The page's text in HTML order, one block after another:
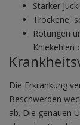
Starker
Trockene,
Rötungen
Kniekehlen
Die Erkrankung
Beschwerden
ab. Die genauen